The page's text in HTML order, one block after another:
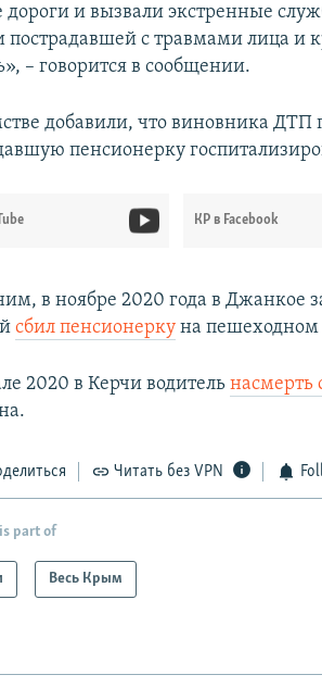
дороги и вызвали экстренные
пострадавшей с травмами лица и
– говорится в сообщении.
добавили, что виновника
пенсионерку
КР в Facebook
в ноябре 2020 года в Джанкое
сбил пенсионерку на пешеходном
2020 в Керчи водительнасмерть
Читать без VPN
part of
Весь Крым